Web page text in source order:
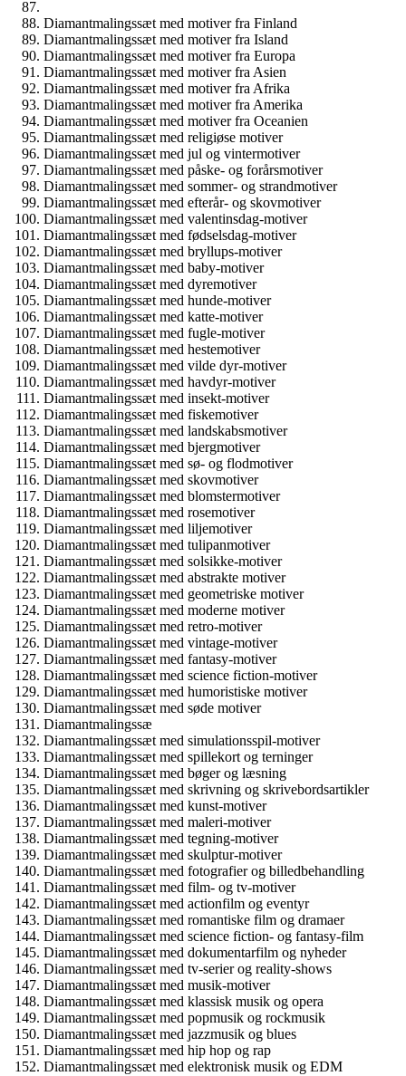
Diamantmalingssæt med motiver fra Finland
Diamantmalingssæt med motiver fra Island
Diamantmalingssæt med motiver fra Europa
Diamantmalingssæt med motiver fra Asien
Diamantmalingssæt med motiver fra Afrika
Diamantmalingssæt med motiver fra Amerika
Diamantmalingssæt med motiver fra Oceanien
Diamantmalingssæt med religiøse motiver
Diamantmalingssæt med jul og vintermotiver
Diamantmalingssæt med påske- og forårsmotiver
Diamantmalingssæt med sommer- og strandmotiver
Diamantmalingssæt med efterår- og skovmotiver
Diamantmalingssæt med valentinsdag-motiver
Diamantmalingssæt med fødselsdag-motiver
Diamantmalingssæt med bryllups-motiver
Diamantmalingssæt med baby-motiver
Diamantmalingssæt med dyremotiver
Diamantmalingssæt med hunde-motiver
Diamantmalingssæt med katte-motiver
Diamantmalingssæt med fugle-motiver
Diamantmalingssæt med hestemotiver
Diamantmalingssæt med vilde dyr-motiver
Diamantmalingssæt med havdyr-motiver
Diamantmalingssæt med insekt-motiver
Diamantmalingssæt med fiskemotiver
Diamantmalingssæt med landskabsmotiver
Diamantmalingssæt med bjergmotiver
Diamantmalingssæt med sø- og flodmotiver
Diamantmalingssæt med skovmotiver
Diamantmalingssæt med blomstermotiver
Diamantmalingssæt med rosemotiver
Diamantmalingssæt med liljemotiver
Diamantmalingssæt med tulipanmotiver
Diamantmalingssæt med solsikke-motiver
Diamantmalingssæt med abstrakte motiver
Diamantmalingssæt med geometriske motiver
Diamantmalingssæt med moderne motiver
Diamantmalingssæt med retro-motiver
Diamantmalingssæt med vintage-motiver
Diamantmalingssæt med fantasy-motiver
Diamantmalingssæt med science fiction-motiver
Diamantmalingssæt med humoristiske motiver
Diamantmalingssæt med søde motiver
Diamantmalingssæ
Diamantmalingssæt med simulationsspil-motiver
Diamantmalingssæt med spillekort og terninger
Diamantmalingssæt med bøger og læsning
Diamantmalingssæt med skrivning og skrivebordsartikler
Diamantmalingssæt med kunst-motiver
Diamantmalingssæt med maleri-motiver
Diamantmalingssæt med tegning-motiver
Diamantmalingssæt med skulptur-motiver
Diamantmalingssæt med fotografier og billedbehandling
Diamantmalingssæt med film- og tv-motiver
Diamantmalingssæt med actionfilm og eventyr
Diamantmalingssæt med romantiske film og dramaer
Diamantmalingssæt med science fiction- og fantasy-film
Diamantmalingssæt med dokumentarfilm og nyheder
Diamantmalingssæt med tv-serier og reality-shows
Diamantmalingssæt med musik-motiver
Diamantmalingssæt med klassisk musik og opera
Diamantmalingssæt med popmusik og rockmusik
Diamantmalingssæt med jazzmusik og blues
Diamantmalingssæt med hip hop og rap
Diamantmalingssæt med elektronisk musik og EDM